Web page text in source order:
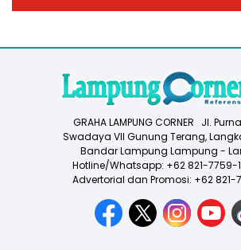
GRAHA LAMPUNG CORNER Jl.
Swadaya VII Gunung Terang,
Bandar Lampung Lampung -
Hotline/Whatsapp: +62 821-7759-
Advertorial dan Promosi: +62 821-